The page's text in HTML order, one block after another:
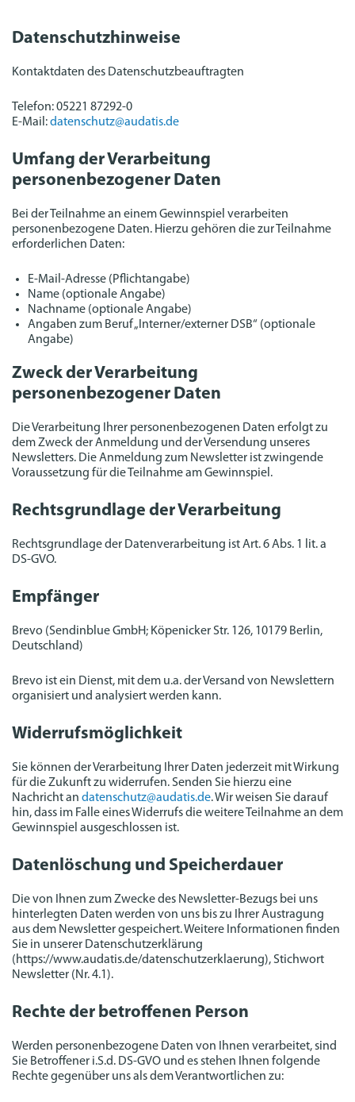
Datenschutzhinweise
Kontaktdaten des Datenschutzbeauftragten
Telefon: 05221 87292-0
E-Mail:datenschutz@audatis.de
Umfang der Verarbeitung
personenbezogener Daten
Bei der Teilnahme an einem Gewinnspiel verarbeiten
personenbezogene Daten. Hierzu gehören die zur Teilnahme
erforderlichen Daten:
E-Mail-Adresse (Pflichtangabe)
Name (optionale Angabe)
Nachname (optionale Angabe)
Angaben zum Beruf „Interner/externer DSB“ (optionale
Angabe)
Zweck der Verarbeitung
personenbezogener Daten
Die Verarbeitung Ihrer personenbezogenen Daten erfolgt zu
dem Zweck der Anmeldung und der Versendung unseres
Newsletters. Die Anmeldung zum Newsletter ist zwingende
Voraussetzung für die Teilnahme am Gewinnspiel.
Rechtsgrundlage der Verarbeitung
Rechtsgrundlage der Datenverarbeitung ist Art. 6 Abs. 1 lit. a
DS-GVO.
Empfänger
Brevo (Sendinblue GmbH; Köpenicker Str. 126, 10179 Berlin,
Deutschland)
Brevo ist ein Dienst, mit dem u.a. der Versand von Newslettern
organisiert und analysiert werden kann.
Widerrufsmöglichkeit
Sie können der Verarbeitung Ihrer Daten jederzeit mit Wirkung
für die Zukunft zu widerrufen. Senden Sie hierzu eine
Nachricht an datenschutz@audatis.de. Wir weisen Sie darauf
hin, dass im Falle eines Widerrufs die weitere Teilnahme an dem
Gewinnspiel ausgeschlossen ist.
Datenlöschung und Speicherdauer
Die von Ihnen zum Zwecke des Newsletter-Bezugs bei uns
hinterlegten Daten werden von uns bis zu Ihrer Austragung
aus dem Newsletter gespeichert. Weitere Informationen finden
Sie in unserer Datenschutzerklärung
(https://www.audatis.de/datenschutzerklaerung), Stichwort
Newsletter (Nr. 4.1).
Rechte der betroffenen Person
Werden personenbezogene Daten von Ihnen verarbeitet, sind
Sie Betroffener i.S.d. DS-GVO und es stehen Ihnen folgende
Rechte gegenüber uns als dem Verantwortlichen zu: